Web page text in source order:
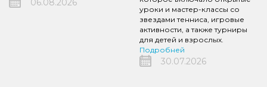
06.08.2026
уроки и мастер-классы со
звездами тенниса, игровые
активности, а также турниры
для детей и взрослых.
Подробней
30.07.2026